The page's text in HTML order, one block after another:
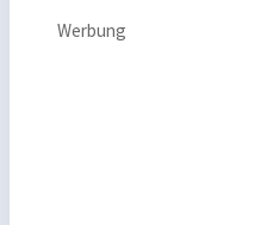
Werbung